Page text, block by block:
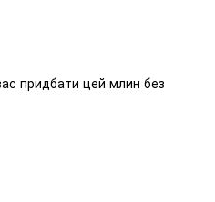
придбати цей млин без